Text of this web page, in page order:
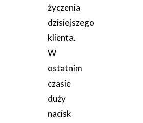
życzenia
dzisiejszego
klienta.
W
ostatnim
czasie
duży
nacisk